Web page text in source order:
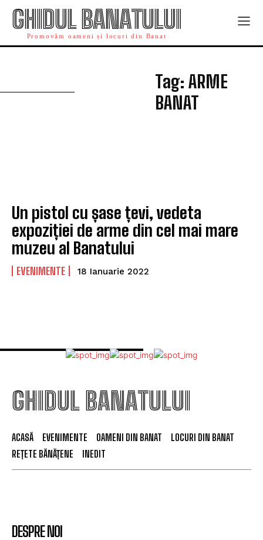
GHIDUL BANATULUI
Promovăm oameni și locuri din Banat
Tag: ARME
BANAT
A
Un pistol cu șase țevi, vedeta
expoziției de arme din cel mai mare
muzeu al Banatului
EVENIMENTE 18 Ianuarie 2022
GHIDUL BANATULUI
ACASĂ EVENIMENTE OAMENI DIN BANAT
LOCURI DIN BANAT
REȚETE BĂNĂȚENE
INEDIT
DESPRE NOI